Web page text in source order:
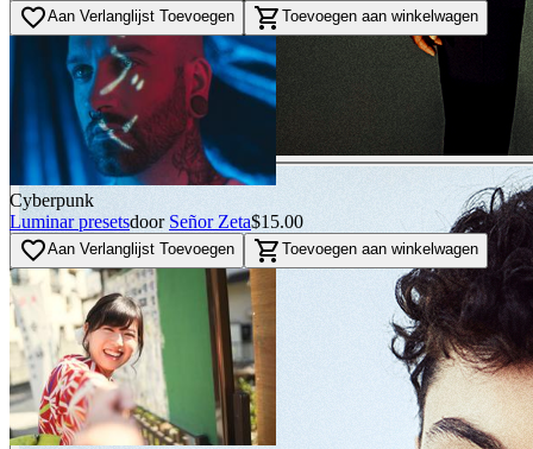
favorite_borderAan Verlanglijst Toevoegen shopping_cart Toevoegen aan winkelwagen
Cyberpunk
Luminar presetsdoor Señor Zeta$15.00
favorite_borderAan Verlanglijst Toevoegen shopping_cart Toevoegen aan winkelwagen